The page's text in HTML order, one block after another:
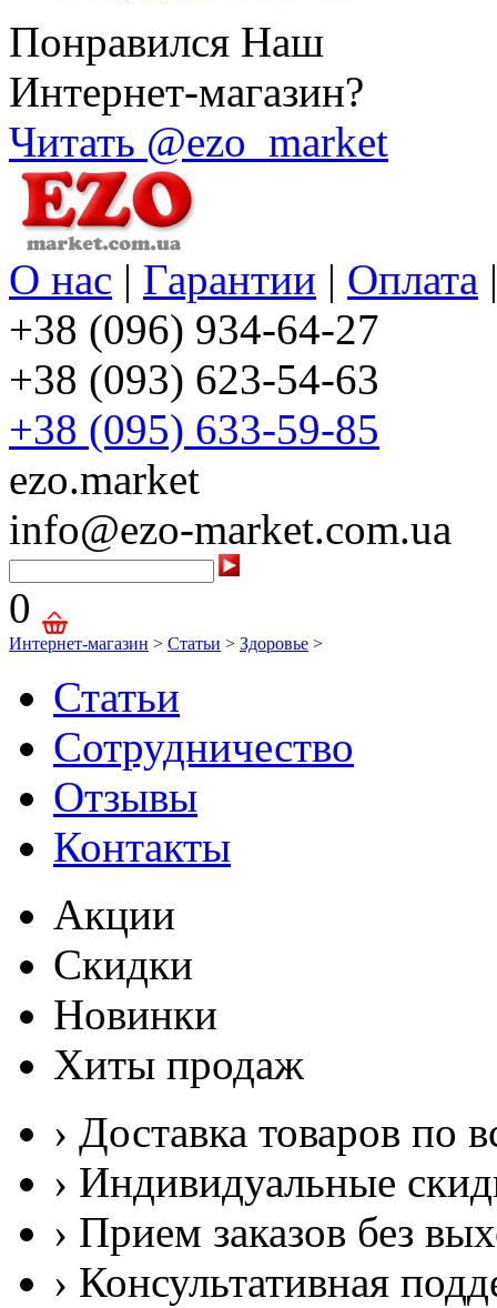
Понравился Наш
Интернет-магазин?
Читать @ezo_market
О нас | Гарантии | Оплата
+38 (096) 934-64-27
+38 (093) 623-54-63
+38 (095) 633-59-85
ezo.market
info@ezo-market.com.ua
0
Интернет-магазин > Статьи > Здоровье >
Статьи
Сотрудничество
Отзывы
Контакты
Акции
Скидки
Новинки
Хиты продаж
› Доставка товаров по
› Индивидуальные
› Прием заказов без
› Консультативная